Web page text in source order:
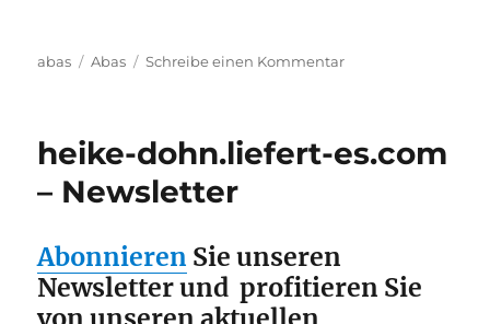
Kategorien
abas Schlagwörter
Abas Schreibe einen Kommentarzu
Developer
heike-dohn.liefert-es.com
– Newsletter
Abonnieren Sie unseren
Newsletter und profitieren Sie